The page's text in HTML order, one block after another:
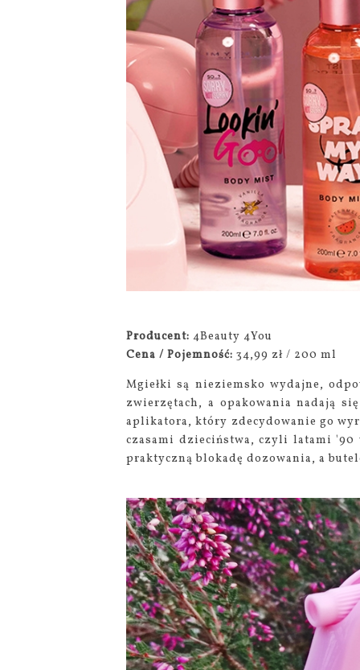
Producent: 4Beauty 4You
Cena / Pojemność: 34,99 zł / 200 ml
Mgiełki są nieziemsko wydajne,
zwierzętach, a opakowania nadają
aplikatora, który zdecydowanie go
czasami dzieciństwa, czyli latami
praktyczną blokadę dozowania, a